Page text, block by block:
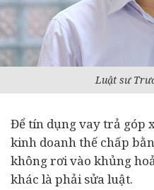
Luật sư
Để tín dụng vay trả góp
kinh doanh thế chấp
không rơi vào khủng
khác là phải sửa luật.